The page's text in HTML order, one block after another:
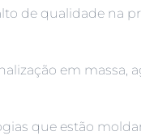
de qualidade na
em massa,
que estão